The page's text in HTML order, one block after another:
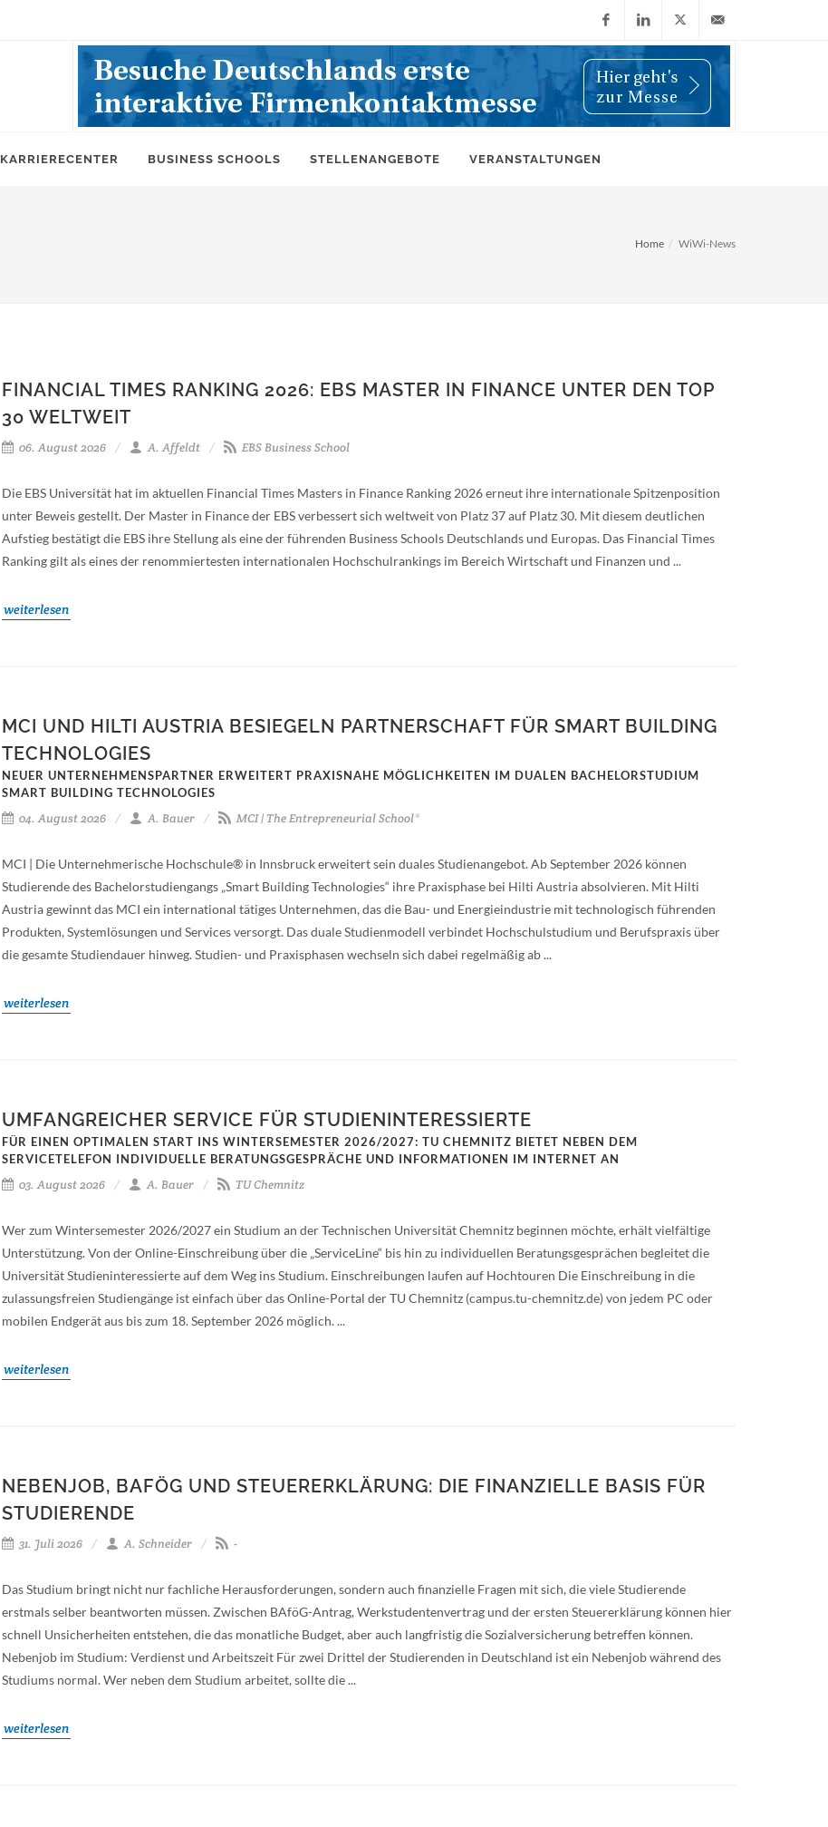
FacebookLinkedIn
X
(Twitter)
info@wiwi-
KARRIERECENTER BUSINESS SCHOOLS STELLENANGEBOTE VERANSTALTUNGEN
Home WiWi-News
FINANCIAL TIMES RANKING 2026: EBS MASTER IN FINANCE UNTER DEN TOP
30 WELTWEIT
06. August 2026 A. Affeldt EBS Business School
Die EBS Universität hat im aktuellen Financial Times Masters in Finance Ranking 2026 erneut ihre internationale Spitzenposition
unter Beweis gestellt. Der Master in Finance der EBS verbessert sich weltweit von Platz 37 auf Platz 30. Mit diesem deutlichen
Aufstieg bestätigt die EBS ihre Stellung als eine der führenden Business Schools Deutschlands und Europas. Das Financial Times
Ranking gilt als eines der renommiertesten internationalen Hochschulrankings im Bereich Wirtschaft und Finanzen und ...
weiterlesen
MCI UND HILTI AUSTRIA BESIEGELN PARTNERSCHAFT FÜR SMART BUILDING
TECHNOLOGIES
NEUER UNTERNEHMENSPARTNER ERWEITERT PRAXISNAHE MÖGLICHKEITEN IM DUALEN BACHELORSTUDIUM
SMART BUILDING TECHNOLOGIES
04. August 2026 A. Bauer MCI | The Entrepreneurial School®
MCI | Die Unternehmerische Hochschule® in Innsbruck erweitert sein duales Studienangebot. Ab September 2026 können
Studierende des Bachelorstudiengangs „Smart Building Technologies“ ihre Praxisphase bei Hilti Austria absolvieren. Mit Hilti
Austria gewinnt das MCI ein international tätiges Unternehmen, das die Bau- und Energieindustrie mit technologisch führenden
Produkten, Systemlösungen und Services versorgt. Das duale Studienmodell verbindet Hochschulstudium und Berufspraxis über
die gesamte Studiendauer hinweg. Studien- und Praxisphasen wechseln sich dabei regelmäßig ab ...
weiterlesen
UMFANGREICHER SERVICE FÜR STUDIENINTERESSIERTE
FÜR EINEN OPTIMALEN START INS WINTERSEMESTER 2026/2027: TU CHEMNITZ BIETET NEBEN DEM
SERVICETELEFON INDIVIDUELLE BERATUNGSGESPRÄCHE UND INFORMATIONEN IM INTERNET AN
03. August 2026 A. Bauer TU Chemnitz
Wer zum Wintersemester 2026/2027 ein Studium an der Technischen Universität Chemnitz beginnen möchte, erhält vielfältige
Unterstützung. Von der Online-Einschreibung über die „ServiceLine“ bis hin zu individuellen Beratungsgesprächen begleitet die
Universität Studieninteressierte auf dem Weg ins Studium. Einschreibungen laufen auf Hochtouren Die Einschreibung in die
zulassungsfreien Studiengänge ist einfach über das Online-Portal der TU Chemnitz (campus.tu-chemnitz.de) von jedem PC oder
mobilen Endgerät aus bis zum 18. September 2026 möglich. ...
weiterlesen
NEBENJOB, BAFÖG UND STEUERERKLÄRUNG: DIE FINANZIELLE BASIS FÜR
STUDIERENDE
31. Juli 2026 A. Schneider -
Das Studium bringt nicht nur fachliche Herausforderungen, sondern auch finanzielle Fragen mit sich, die viele Studierende
erstmals selber beantworten müssen. Zwischen BAföG-Antrag, Werkstudentenvertrag und der ersten Steuererklärung können hier
schnell Unsicherheiten entstehen, die das monatliche Budget, aber auch langfristig die Sozialversicherung betreffen können.
Nebenjob im Studium: Verdienst und Arbeitszeit Für zwei Drittel der Studierenden in Deutschland ist ein Nebenjob während des
Studiums normal. Wer neben dem Studium arbeitet, sollte die ...
weiterlesen